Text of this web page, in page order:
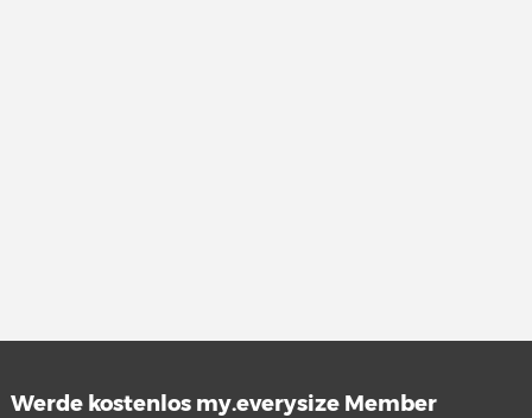
Werde kostenlos my.everysize Member